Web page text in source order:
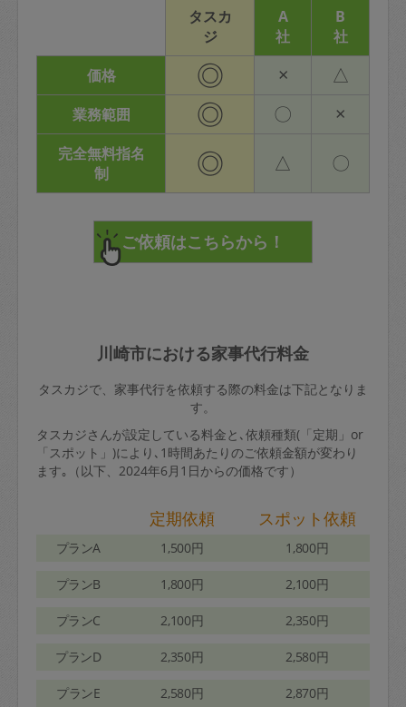
タスカ
ジ
A
社
B
社
価格
◎ × △
業務範囲 ◎ 〇 ×
完全無料指名
制
◎ △ 〇
川崎市における家事代行料金
タスカジで、家事代行を依頼する際の料金は下記となりま
す。
タスカジさんが設定している料金と､依頼種類(「定期」or
「スポット」)により､1時間あたりのご依頼金額が変わり
ます｡（以下、2024年6月1日からの価格です）
定期依頼 スポット依頼
プランA 1,500円 1,800円
プランB 1,800円 2,100円
プランC 2,100円 2,350円
プランD 2,350円 2,580円
プランE 2,580円 2,870円